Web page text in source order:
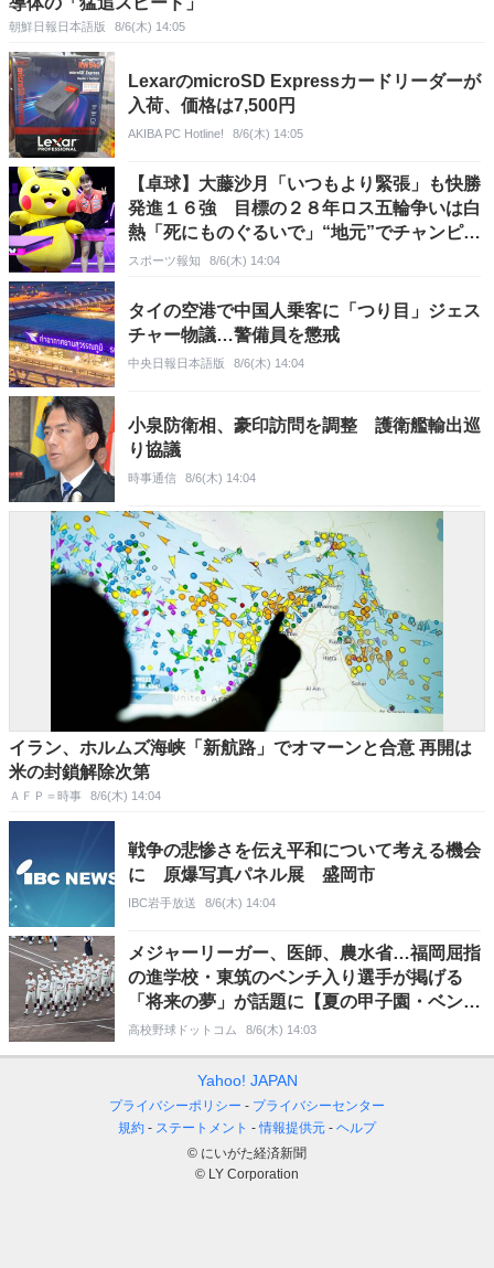
朝鮮日報日本語版 8/6(木) 14:05
LexarのmicroSD Expressカードリーダーが
入荷、価格は7,500円
AKIBA PC Hotline! 8/6(木) 14:05
【卓球】大藤沙月「いつもより緊張」も快勝
発進１６強 目標の２８年ロス五輪争いは白
熱「死にものぐるいで」“地元”でチャンピオ
ンズ２勝目へ
スポーツ報知 8/6(木) 14:04
タイの空港で中国人乗客に「つり目」ジェス
チャー物議…警備員を懲戒
中央日報日本語版 8/6(木) 14:04
小泉防衛相、豪印訪問を調整 護衛艦輸出巡
り協議
時事通信 8/6(木) 14:04
イラン、ホルムズ海峡「新航路」でオマーンと合意 再開は
米の封鎖解除次第
ＡＦＰ＝時事 8/6(木) 14:04
戦争の悲惨さを伝え平和について考える機会
に 原爆写真パネル展 盛岡市
IBC岩手放送 8/6(木) 14:04
メジャーリーガー、医師、農水省…福岡屈指
の進学校・東筑のベンチ入り選手が掲げる
「将来の夢」が話題に【夏の甲子園・ベンチ
入り選手】
高校野球ドットコム 8/6(木) 14:03
Yahoo! JAPAN
プライバシーポリシー
プライバシーセンター
規約
ステートメント 情報提供元
ヘルプ
© にいがた経済新聞
© LY Corporation